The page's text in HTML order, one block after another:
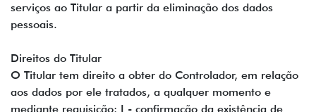
serviços ao Titular a partir da eliminação dos dados
pessoais.
Direitos do Titular
O Titular tem direito a obter do Controlador, em relação
aos dados por ele tratados, a qualquer momento e
mediante requisição: I - confirmação da existência de